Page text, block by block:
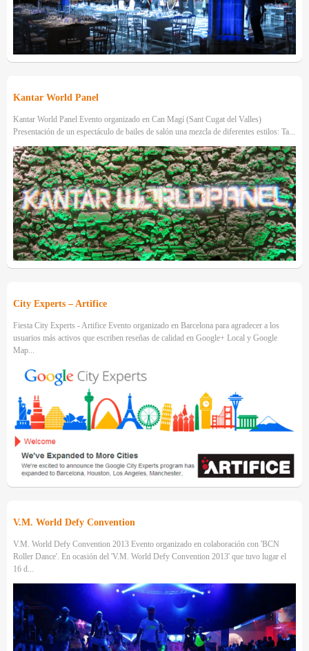
Kantar World Panel
Kantar World Panel Evento organizado en Can Magí (Sant Cugat del Valles)
Presentación de un espectáculo de bailes de salón una mezcla de diferentes estilos: Ta...
City Experts – Artifice
Fiesta City Experts - Artifice Evento organizado en Barcelona para agradecer a los
usuarios más activos que escriben reseñas de calidad en Google+ Local y Google
Map...
V.M. World Defy Convention
V.M. World Defy Convention 2013 Evento organizado en colaboración con 'BCN
Roller Dance'. En ocasión del 'V.M. World Defy Convention 2013' que tuvo lugar el
16 d...